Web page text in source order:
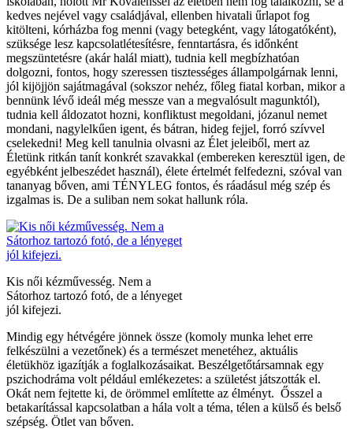
kedves nejével vagy családjával, ellenben hivatali űrlapot fog
kitölteni, kórházba fog menni (vagy betegként, vagy látogatóként),
szüksége lesz kapcsolatlétesítésre, fenntartásra, és időnként
megszüntetésre (akár halál miatt), tudnia kell megbízhatóan
dolgozni, fontos, hogy szeressen tisztességes állampolgárnak lenni,
jól kijöjjön sajátmagával (sokszor nehéz, főleg fiatal korban, mikor a
bennünk lévő ideál még messze van a megvalósult magunktól),
tudnia kell áldozatot hozni, konfliktust megoldani, józanul nemet
mondani, nagylelkűen igent, és bátran, hideg fejjel, forró szívvel
cselekedni! Meg kell tanulnia olvasni az Élet jeleiből, mert az
Életünk ritkán tanít konkrét szavakkal (embereken keresztül igen, de
egyébként jelbeszédet használ), élete értelmét felfedezni, szóval van
tananyag bőven, ami TÉNYLEG fontos, és ráadásul még szép és
izgalmas is. De a suliban nem sokat hallunk róla.
Kis női kézművesség. Nem a
Sátorhoz tartozó fotó, de a lényeget
jól kifejezi.
Mindig egy hétvégére jönnek össze (komoly munka lehet erre
felkészülni a vezetőnek) és a természet menetéhez, aktuális
életükhöz igazítják a foglalkozásaikat. Beszélgetőtársamnak egy
pszichodráma volt például emlékezetes: a születést játszották el.
Okát nem fejtette ki, de örömmel említette az élményt. Ősszel a
betakarítással kapcsolatban a hála volt a téma, télen a külső és belső
szépség. Ötlet van bőven.